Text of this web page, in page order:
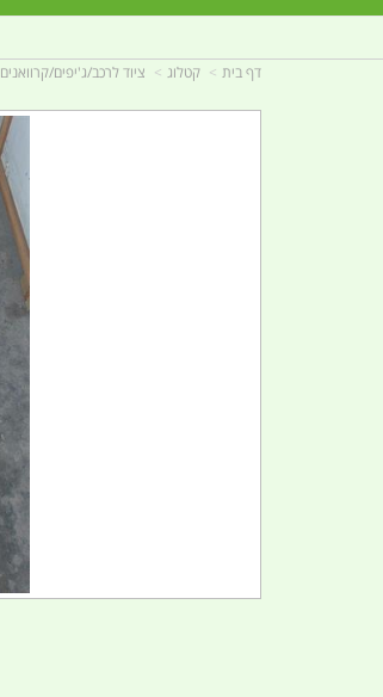
דף בית קטלוג ציוד לרכב/ג'יפים/קרוואנים